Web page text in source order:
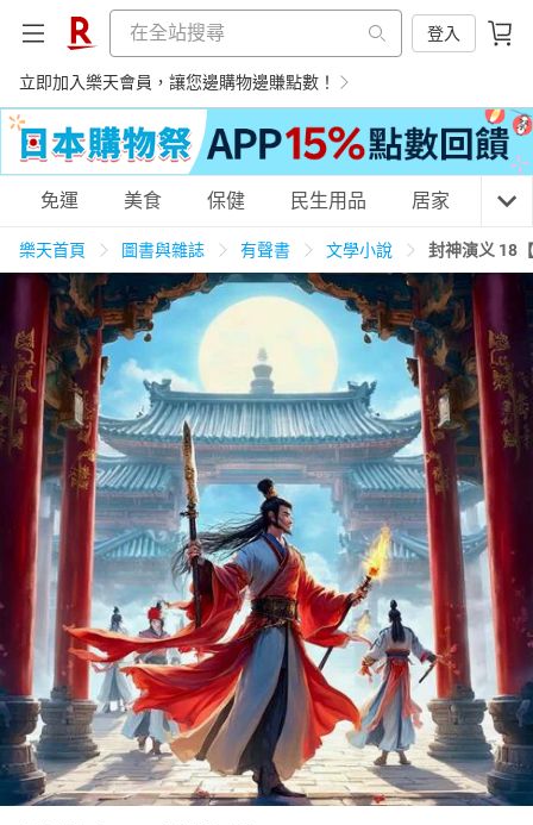
登入
立即加入樂天會員，讓您邊購物邊賺點數！
購物網分類
天天免運 美食蛋糕 養生保健 民生用品
居家生活 3C家電 運動休閒 親子玩具
男裝 化妝保養 情趣用品
日本購物 電子/紙本書
HOT
免運 美食 保健 民生用品 居家 3C
樂天首頁 圖書與雜誌 有聲書 文學小說 封神演义 18